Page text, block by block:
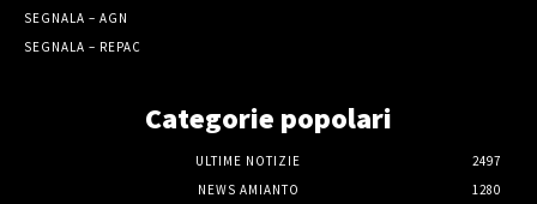
SEGNALA – AGN
SEGNALA – REPAC
Categorie popolari
ULTIME NOTIZIE
2497
NEWS AMIANTO
1280